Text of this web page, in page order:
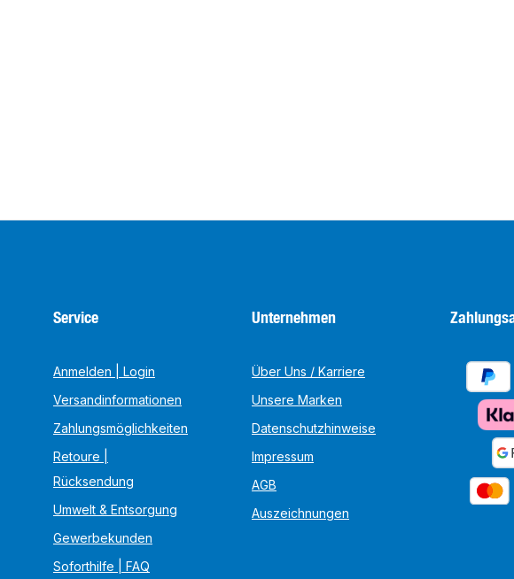
Service
Anmelden | Login
Versandinformationen
Zahlungsmöglichkeiten
Retoure |
Rücksendung
Umwelt & Entsorgung
Gewerbekunden
Soforthilfe | FAQ
Unternehmen
Über Uns / Karriere
Unsere Marken
Datenschutzhinweise
Impressum
AGB
Auszeichnungen